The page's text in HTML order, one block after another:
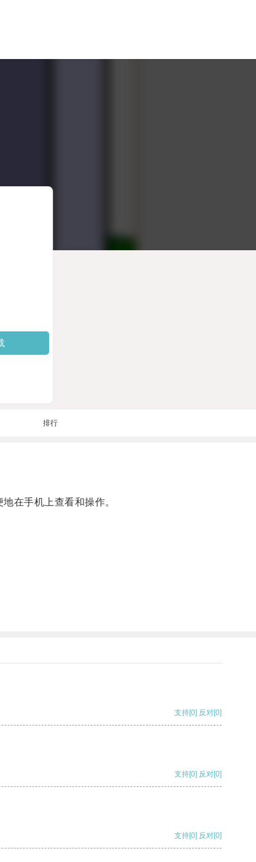
排行
在手机上查看和操作。
支持[0] 反对[0]
支持[0] 反对[0]
支持[0] 反对[0]